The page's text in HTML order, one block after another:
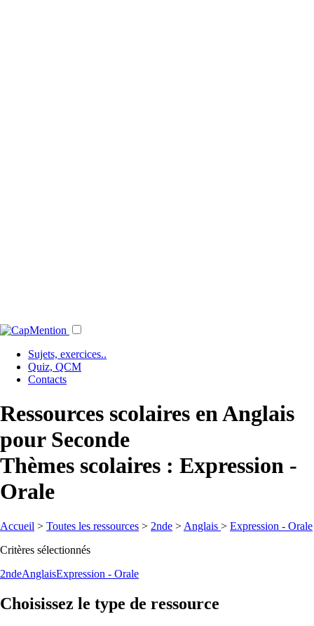
Sujets, exercices..
Quiz, QCM
Contacts
Ressources scolaires en Anglais
pour Seconde
Thèmes scolaires : Expression -
Orale
Accueil > Toutes les ressources > 2nde > Anglais > Expression - Orale
Critères sélectionnés
2ndeAnglaisExpression - Orale
Choisissez le type de ressource